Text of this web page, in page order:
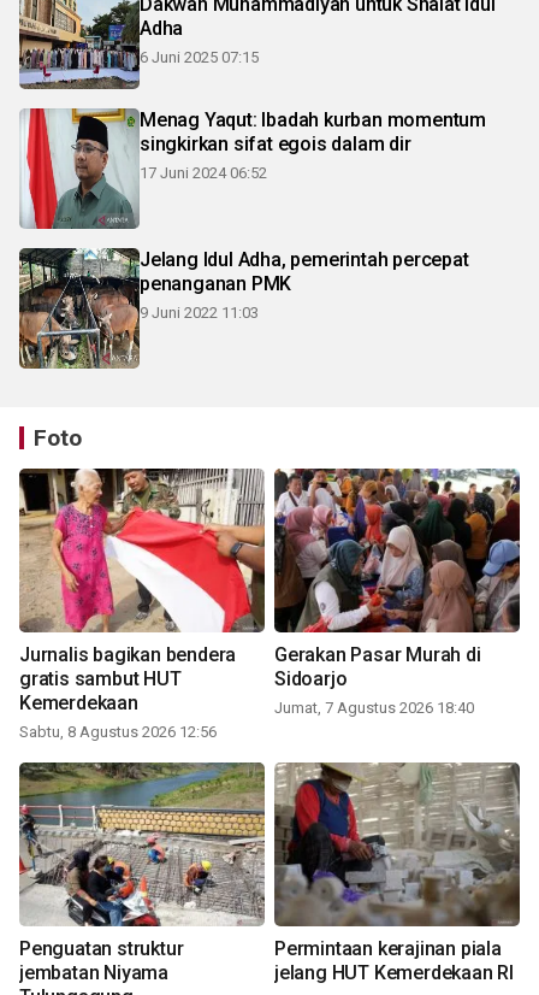
Dakwah Muhammadiyah untuk Shalat Idul
Adha
6 Juni 2025 07:15
Menag Yaqut: Ibadah kurban momentum
singkirkan sifat egois dalam dir
17 Juni 2024 06:52
Jelang Idul Adha, pemerintah percepat
penanganan PMK
9 Juni 2022 11:03
Foto
Jurnalis bagikan bendera
gratis sambut HUT
Kemerdekaan
Sabtu, 8 Agustus 2026 12:56
Gerakan Pasar Murah di
Sidoarjo
Jumat, 7 Agustus 2026 18:40
Penguatan struktur
jembatan Niyama
Permintaan kerajinan piala
jelang HUT Kemerdekaan RI